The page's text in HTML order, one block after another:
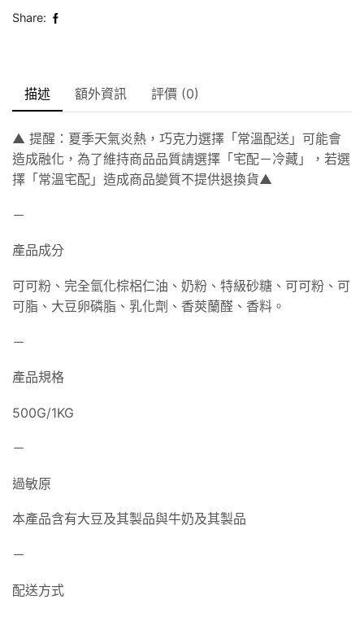
Share:
描述 額外資訊 評價 (0)
▲ 提醒：夏季天氣炎熱，巧克力選擇「常溫配送」可能會
造成融化，為了維持商品品質請選擇「宅配－冷藏」，若選
擇「常溫宅配」造成商品變質不提供退換貨▲
－
產品成分
可可粉、完全氫化棕梠仁油、奶粉、特級砂糖、可可粉、可
可脂、大豆卵磷脂、乳化劑、香莢蘭醛、香料。
－
產品規格
500G/1KG
－
過敏原
本產品含有大豆及其製品與牛奶及其製品
－
配送方式